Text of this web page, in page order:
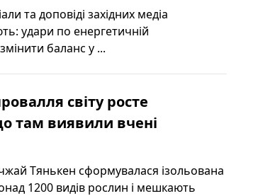
та доповіді західних медіа
удари по енергетичній
баланс у ...
світу росте
там виявили вчені
Тянькен сформувалася ізольована
1200 видів рослин і мешкають